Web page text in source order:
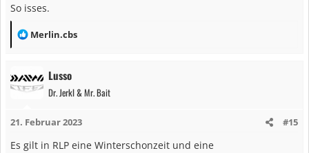
n
So isses.
R
k
t
o
n
Merlin.cbs
Lusso
Dr. Jerkl & Mr. Bait
21. Februar 2023 #15
Es gilt in RLP eine Winterschonzeit und eine